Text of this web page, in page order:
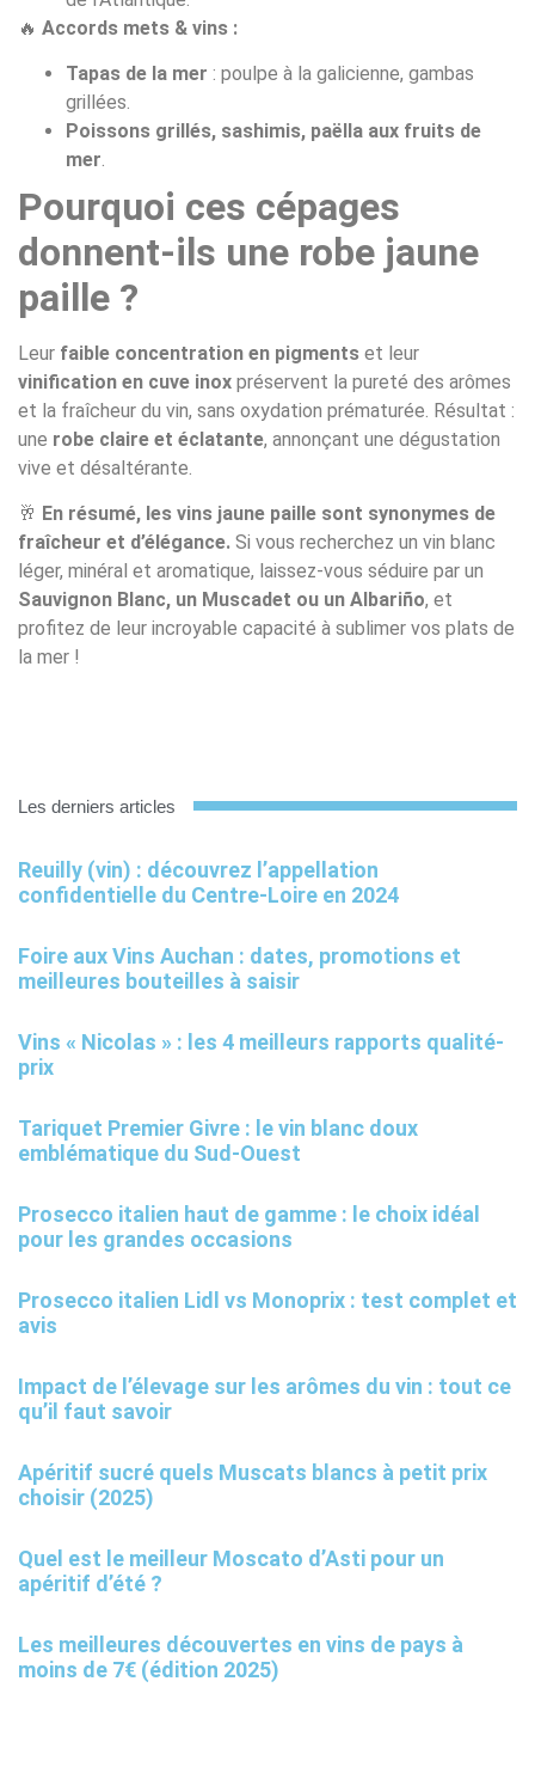
🔥 Accords mets & vins :
Tapas de la mer : poulpe à la galicienne, gambas
grillées.
Poissons grillés, sashimis, paëlla aux fruits de
mer.
Pourquoi ces cépages
donnent-ils une robe jaune
paille ?
Leur faible concentration en pigments et leur
vinification en cuve inox préservent la pureté des arômes
et la fraîcheur du vin, sans oxydation prématurée. Résultat :
une robe claire et éclatante, annonçant une dégustation
vive et désaltérante.
🥂 En résumé, les vins jaune paille sont synonymes de
fraîcheur et d’élégance. Si vous recherchez un vin blanc
léger, minéral et aromatique, laissez-vous séduire par un
Sauvignon Blanc, un Muscadet ou un Albariño, et
profitez de leur incroyable capacité à sublimer vos plats de
la mer !
Les derniers articles
Reuilly (vin) : découvrez l’appellation
confidentielle du Centre-Loire en 2024
Foire aux Vins Auchan : dates, promotions et
meilleures bouteilles à saisir
Vins « Nicolas » : les 4 meilleurs rapports qualité-
prix
Tariquet Premier Givre : le vin blanc doux
emblématique du Sud-Ouest
Prosecco italien haut de gamme : le choix idéal
pour les grandes occasions
Prosecco italien Lidl vs Monoprix : test complet et
avis
Impact de l’élevage sur les arômes du vin : tout ce
qu’il faut savoir
Apéritif sucré quels Muscats blancs à petit prix
choisir (2025)
Quel est le meilleur Moscato d’Asti pour un
apéritif d’été ?
Les meilleures découvertes en vins de pays à
moins de 7€ (édition 2025)